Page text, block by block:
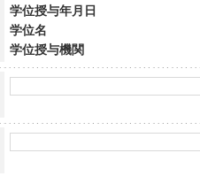
学位授与年月日
学位名
学位授与機関